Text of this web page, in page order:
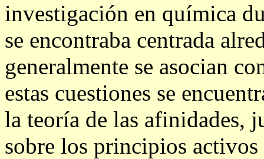
investigación en química
se encontraba centrada
generalmente se asocian
estas cuestiones se
la teoría de las afinidades,
sobre los principios activos